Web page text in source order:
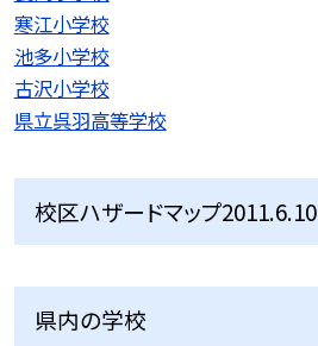
寒江小学校
池多小学校
古沢小学校
県立呉羽高等学校
校区ハザードマップ2011.6.10
県内の学校